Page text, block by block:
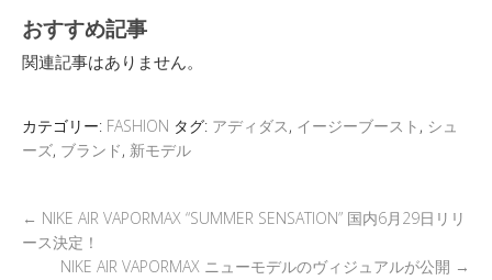
e tt
er
e
a
d
s
a o
o
おすすめ記事
関連記事はありません。
カテゴリー: FASHION タグ: アディダス, イージーブースト , シュ
ーズ, ブランド, 新モデル
← NIKE AIR VAPORMAX “SUMMER SENSATION” 国内6月29日リリ
ース決定！
NIKE AIR VAPORMAX ニューモデルのヴィジュアルが公開 →